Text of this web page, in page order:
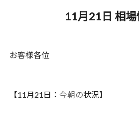
11月21日 相
お客様各位
【11月21日： 今朝の状況】